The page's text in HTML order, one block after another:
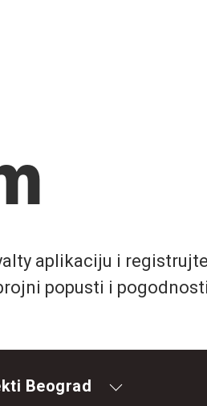
aplikaciju i registrujte
popusti i
Beograd